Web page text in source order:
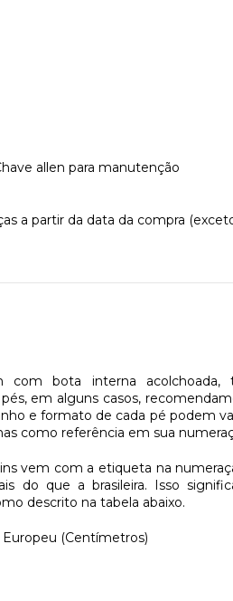
allen para manutenção
a partir da data da compra
com bota interna acolchoada,
em alguns casos,
e formato de cada pé podem
como referência em sua
vem com a etiqueta na
do que a brasileira. Isso
descrito na tabela abaixo.
(Centímetros)​